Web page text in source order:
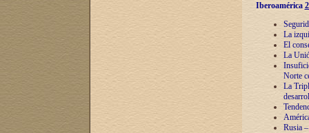
Iberoamérica
La
El
La
Norte
La
Rusia